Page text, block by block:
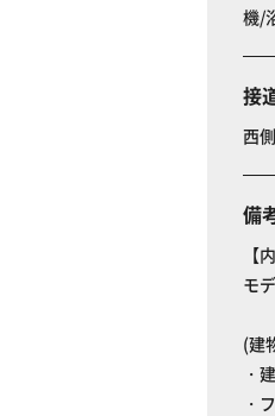
機/
接
西
備
【
モ
(建
・
・